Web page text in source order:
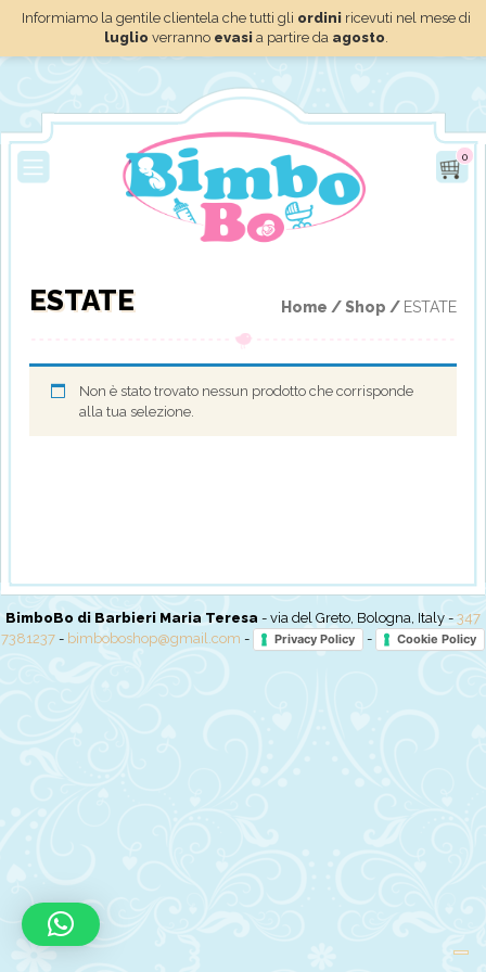
Informiamo la gentile clientela che tutti gli ordini ricevuti nel mese di
luglio verranno evasi a partire da agosto.
0
Home /Shop / ESTATE
ESTATE
Non è stato trovato nessun prodotto che corrisponde
alla tua selezione.
BimboBo di Barbieri Maria Teresa - via del Greto, Bologna, Italy - 347
7381237 - bimboboshop@gmail.com - Privacy Policy - Cookie Policy